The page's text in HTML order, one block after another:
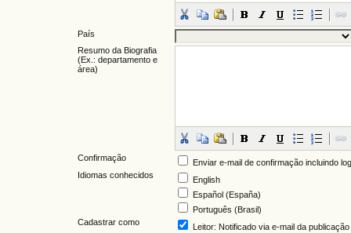
País
Resumo da Biografia
(Ex.: departamento e
área)
Confirmação
Enviar e-mail de confirmação incluindo
Idiomas conhecidos
English
Español (España)
Português (Brasil)
Cadastrar como
Leitor: Notificado via e-mail da